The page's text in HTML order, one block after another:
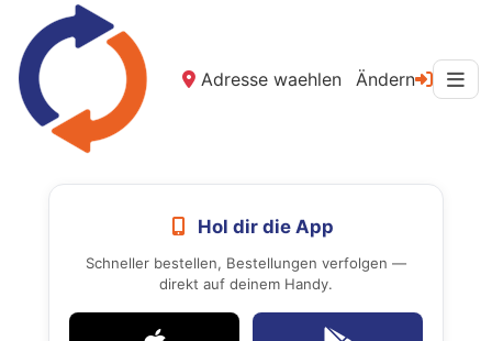
Adresse waehlen Ändern
Hol dir die App
Schneller bestellen, Bestellungen verfolgen —
direkt auf deinem Handy.